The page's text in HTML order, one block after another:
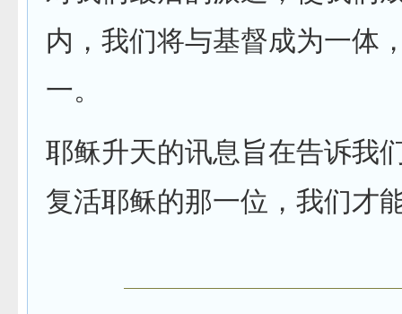
内，我们将与基督成为一体
一。
耶稣升天的讯息旨在告诉我
复活耶稣的那一位，我们才